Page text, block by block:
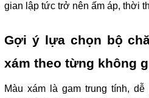
gian lập tức trở nên ấm áp, thời
Gợi ý lựa chọn bộ
xám theo từng không
Màu xám là gam trung tính,